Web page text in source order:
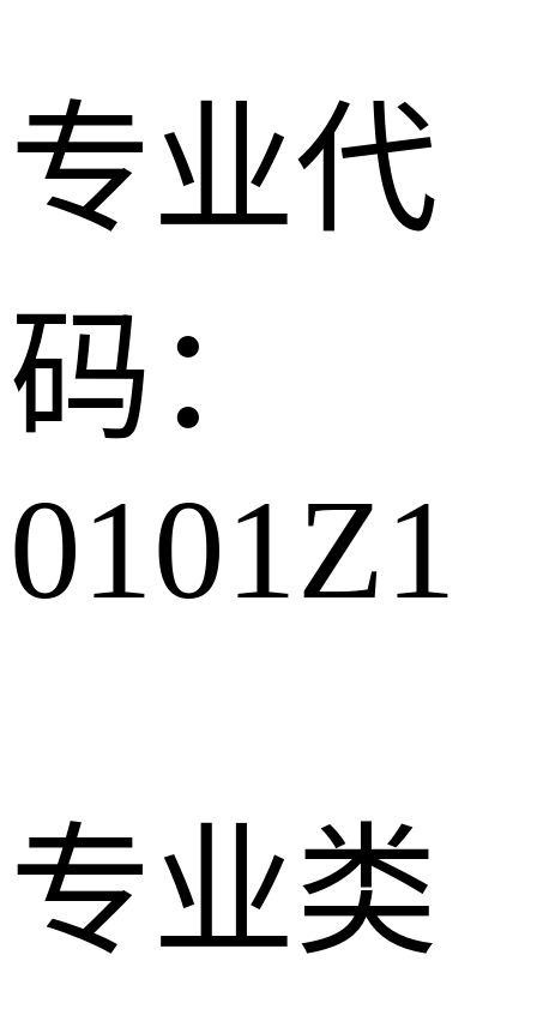
专业代
码：
0101Z1
专业类